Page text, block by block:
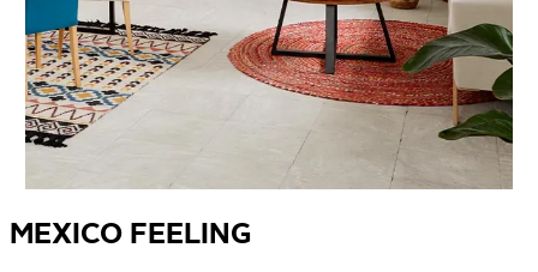
MEXICO FEELING